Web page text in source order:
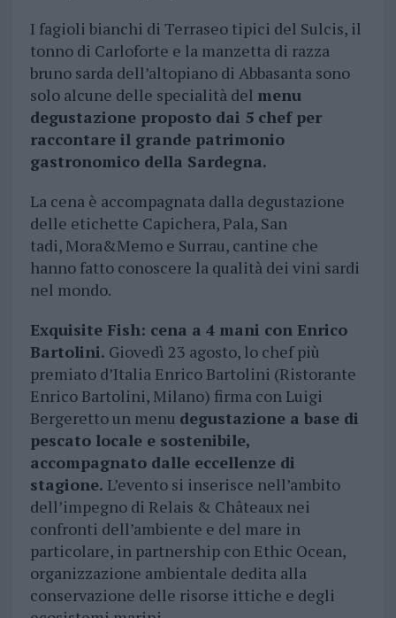
I fagioli bianchi di Terraseo tipici del Sulcis, il
tonno di Carloforte e la manzetta di razza
bruno sarda dell’altopiano di Abbasanta sono
solo alcune delle specialità del menu
degustazione proposto dai 5 chef per
raccontare il grande patrimonio
gastronomico della Sardegna.
La cena è accompagnata dalla degustazione
delle etichette Capichera, Pala, San
tadi, Mora&Memo e Surrau, cantine che
hanno fatto conoscere la qualità dei vini sardi
nel mondo.
Exquisite Fish: cena a 4 mani con Enrico
Bartolini. Giovedì 23 agosto, lo chef più
premiato d’Italia Enrico Bartolini (Ristorante
Enrico Bartolini, Milano) firma con Luigi
Bergeretto un menu degustazione a base di
pescato locale e sostenibile,
accompagnato dalle eccellenze di
stagione. L’evento si inserisce nell’ambito
dell’impegno di Relais & Châteaux nei
confronti dell’ambiente e del mare in
particolare, in partnership con Ethic Ocean,
organizzazione ambientale dedita alla
conservazione delle risorse ittiche e degli